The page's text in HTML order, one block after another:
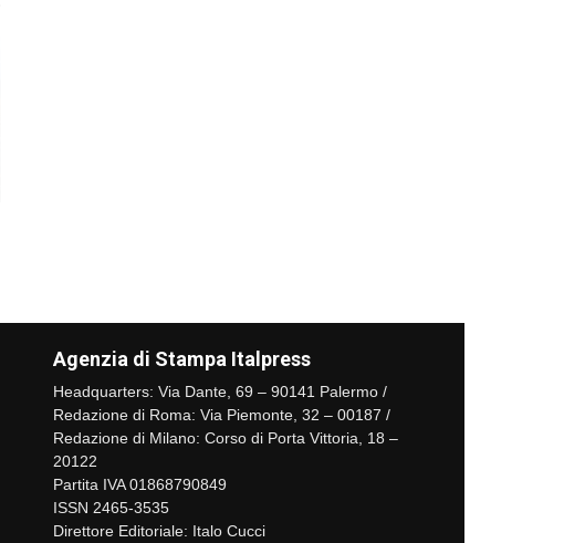
Agenzia di Stampa Italpress
Headquarters: Via Dante, 69 – 90141 Palermo /
Redazione di Roma: Via Piemonte, 32 – 00187 /
Redazione di Milano: Corso di Porta Vittoria, 18 –
20122
Partita IVA 01868790849
ISSN 2465-3535
Direttore Editoriale: Italo Cucci